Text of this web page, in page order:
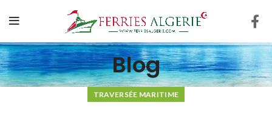
Blog
TRAVERSÉE MARITIME